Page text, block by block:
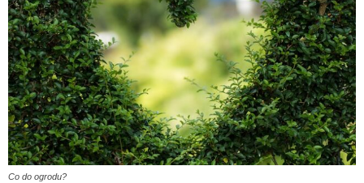
Co do ogrodu?